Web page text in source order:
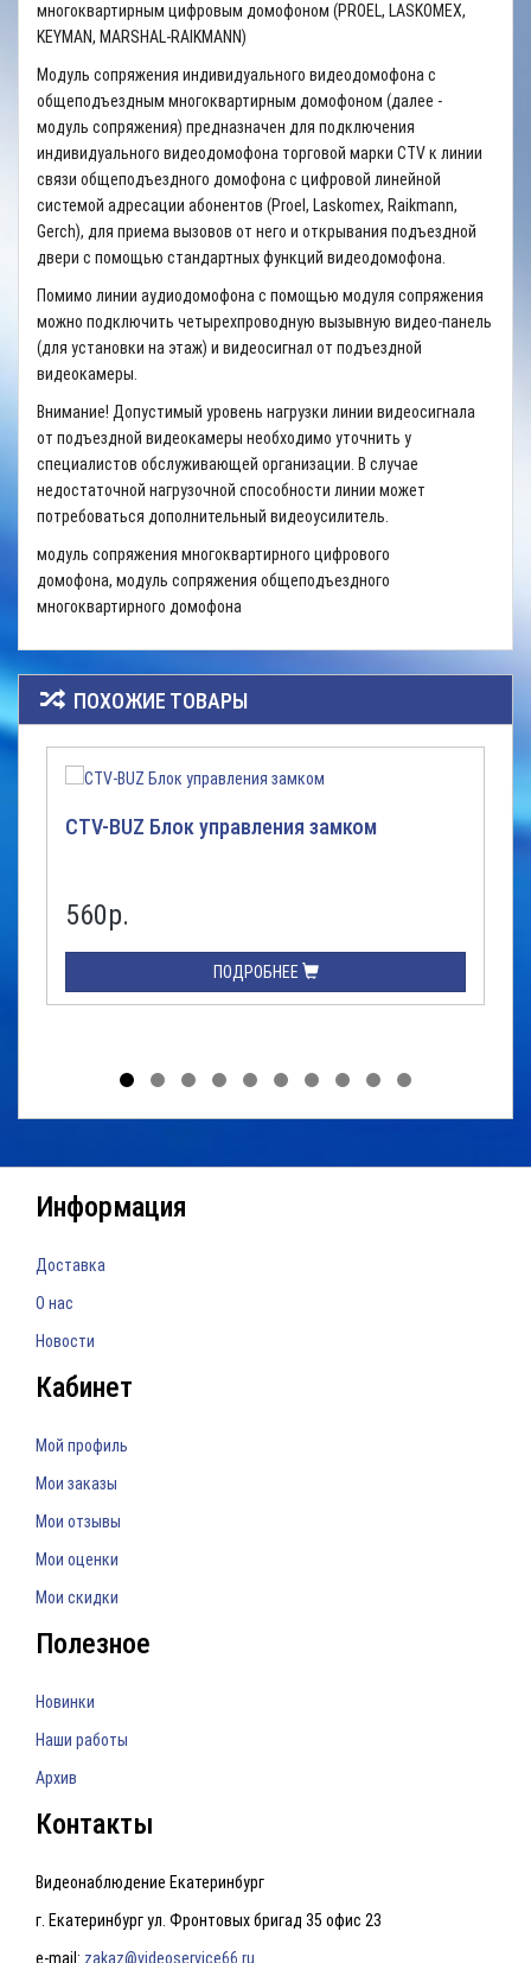
многоквартирным цифровым домофоном (PROEL, LASKOMEX,
KEYMAN, MARSHAL-RAIKMANN)
Модуль сопряжения индивидуального видеодомофона с
общеподъездным многоквартирным домофоном (далее -
модуль сопряжения) предназначен для подключения
индивидуального видеодомофона торговой марки CTV к линии
связи общеподъездного домофона с цифровой линейной
системой адресации абонентов (Proel, Laskomex, Raikmann,
Gerch), для приема вызовов от него и открывания подъездной
двери с помощью стандартных функций видеодомофона.
Помимо линии аудиодомофона с помощью модуля сопряжения
можно подключить четырехпроводную вызывную видео-панель
(для установки на этаж) и видеосигнал от подъездной
видеокамеры.
Внимание! Допустимый уровень нагрузки линии видеосигнала
от подъездной видеокамеры необходимо уточнить у
специалистов обслуживающей организации. В случае
недостаточной нагрузочной способности линии может
потребоваться дополнительный видеоусилитель.
модуль сопряжения многоквартирного цифрового
домофона, модуль сопряжения общеподъездного
многоквартирного домофона
ПОХОЖИЕ ТОВАРЫ
CTV-BUZ Блок управления замком
560р.
ПОДРОБНЕЕ
Информация
Доставка
О нас
Новости
Кабинет
Мой профиль
Мои заказы
Мои отзывы
Мои оценки
Мои скидки
Полезное
Новинки
Наши работы
Архив
Контакты
Видеонаблюдение Екатеринбург
г. Екатеринбург ул. Фронтовых бригад 35 офис 23
e-mail: zakaz@videoservice66.ru